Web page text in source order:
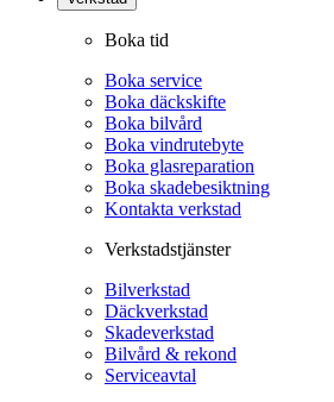
Boka tid
Boka service
Boka däckskifte
Boka bilvård
Boka vindrutebyte
Boka glasreparation
Boka skadebesiktning
Kontakta verkstad
Verkstadstjänster
Bilverkstad
Däckverkstad
Skadeverkstad
Bilvård & rekond
Serviceavtal